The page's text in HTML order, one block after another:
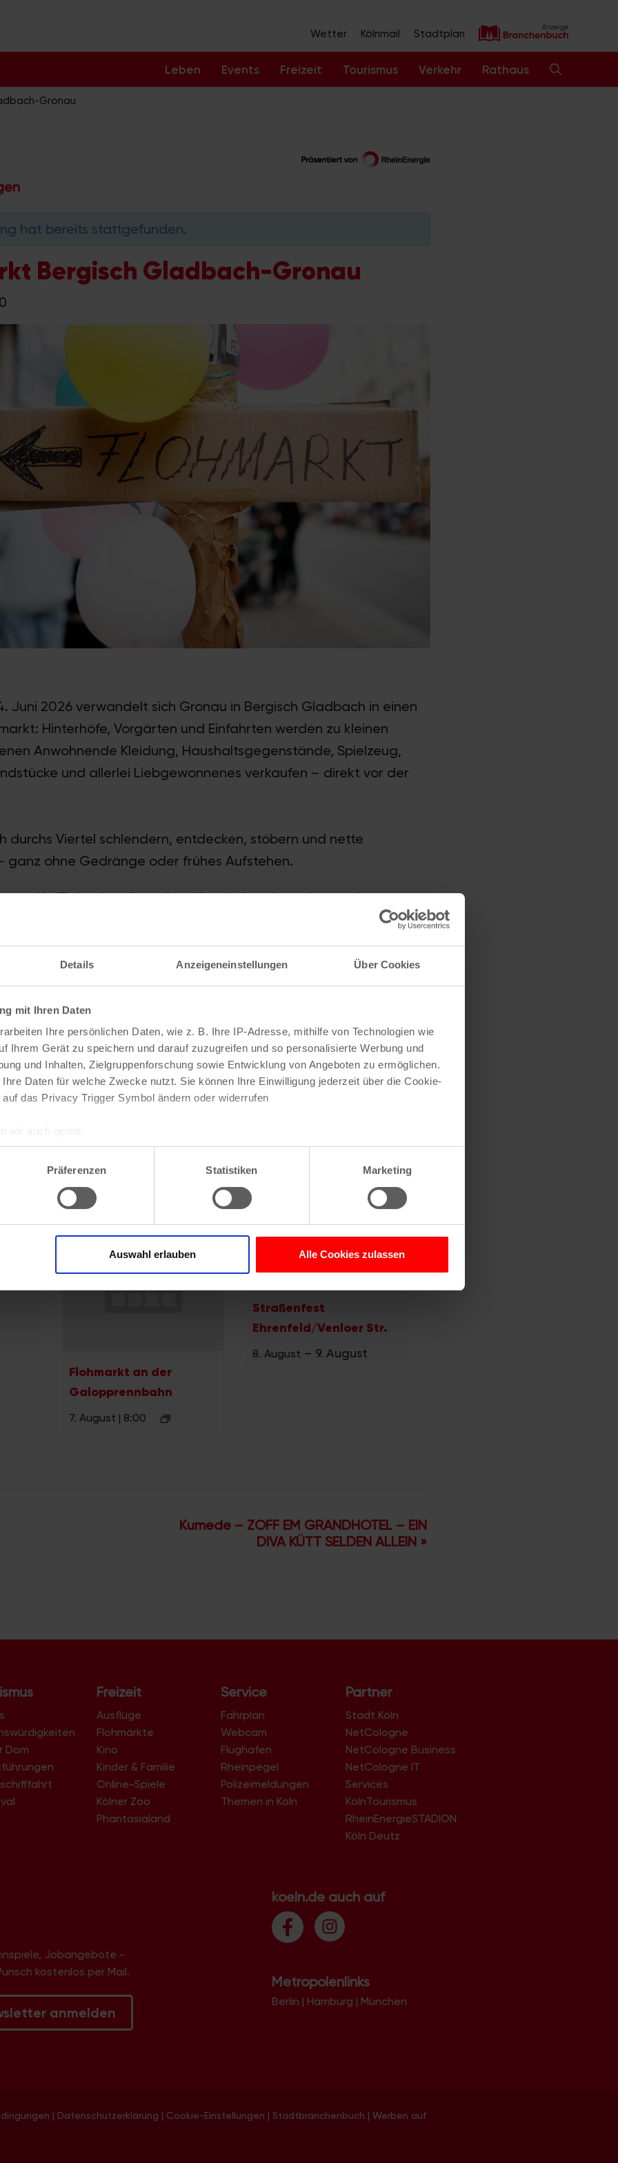
Details Anzeigeneinstellungen Über Cookies
mit Ihren Daten
Ihre persönlichen Daten, wie z. B. Ihre IP-Adresse, mithilfe von Technologien wie
Ihrem Gerät zu speichern und darauf zuzugreifen und so personalisierte Werbung und
und Inhalten, Zielgruppenforschung sowie Entwicklung von Angeboten zu ermöglichen.
Daten für welche Zwecke nutzt. Sie können Ihre Einwilligung jederzeit über die Cookie-
das Privacy Trigger Symbol ändern oder widerrufen
geografische Lage erfassen, welche bis auf einige Meter genau sein können
Scannen nach bestimmten Merkmalen (Fingerprinting) identifizieren
Ihre persönlichen Daten verarbeitet werden, und legen Sie Ihre Präferenzen imAbschnitt
und Anzeigen zu personalisieren, Funktionen für soziale Medien anbieten zu können
zu analysieren. Außerdem geben wir Informationen zu Ihrer Verwendung unserer
soziale Medien, Werbung und Analysen weiter. Unsere Partner führen diese Informationen
Präferenzen Statistiken Marketing
Auswahl erlauben Alle Cookies zulassen
Wetter Kölnmail Stadtplan
Leben Events Freizeit Tourismus Verkehr Rathaus
Gronau
hat bereits stattgefunden.
Bergisch Gladbach-Gronau
Juni 2026 verwandelt sich Gronau in Bergisch Gladbach in einen
Hinterhöfe, Vorgärten und Einfahrten werden zu kleinen
Anwohnende Kleidung, Haushaltsgegenstände, Spielzeug,
und allerlei Liebgewonnenes verkaufen – direkt vor der
durchs Viertel schlendern, entdecken, stöbern und nette
ganz ohne Gedränge oder frühes Aufstehen.
von HofFloh zeigt dir, welche Haushalte mitmachen und was es
teilnehmende Haushalte sieheVeranstalter-Webseite
Flohmarkt an der
Galopprennbahn
7. August | 8:00
Straßenfest
Ehrenfeld/Venloer Str.
8. August – 9. August
Kumede – ZOFF EM GRANDHOTEL – EIN
DIVA KÜTT SELDEN ALLEIN »
Dom
Freizeit
Ausflüge
Flohmärkte
Kino
Kinder & Familie
Online-Spiele
Kölner Zoo
Phantasialand
Service
Fahrplan
Webcam
Flughafen
Rheinpegel
Polizeimeldungen
Themen in Köln
Partner
Stadt Köln
NetCologne
NetCologne Business
NetCologne IT
Services
KölnTourismus
RheinEnergieSTADION
Köln Deutz
Jobangebote -
kostenlos per Mail.
anmelden
koeln.de auch auf
Metropolenlinks
Berlin | Hamburg | München
| Datenschutzerklärung | Cookie-Einstellungen | Stadtbranchenbuch | Werben auf